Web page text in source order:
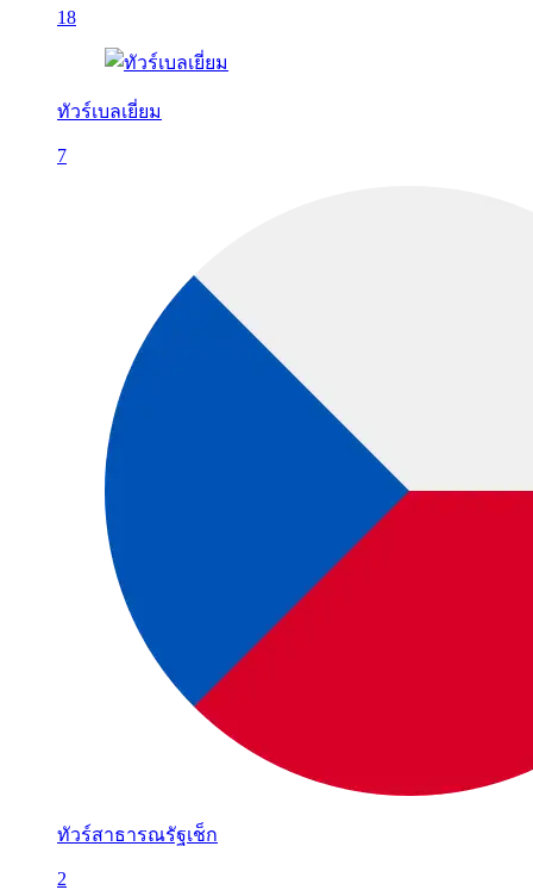
18
ทัวร์เบลเยี่ยม
7
ทัวร์สาธารณรัฐเช็ก
2